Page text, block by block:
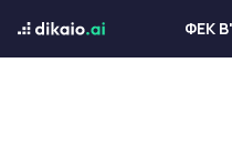
ΦΕΚ